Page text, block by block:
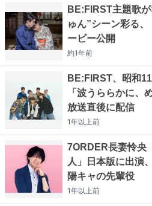
BE:FIRST主題歌
ゅん”シーン彩る
ービー公開
約1年前
BE:FIRST、昭和
「波うららかに
放送直後に配信
1年以上前
7ORDER長妻怜央
人」日本版に出演
陽キャの先輩役
1年以上前